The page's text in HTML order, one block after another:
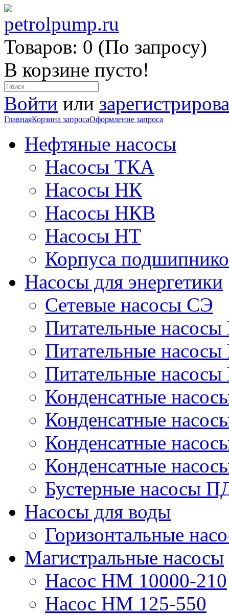
Товаров: 0 (По запросу)
В корзине пусто!
Войти или
ГлавнаяКорзина запросаОформление запроса
Нефтяные насосы
Насосы ТКА
Насосы НК
Насосы НКВ
Насосы НТ
Корпуса
Насосы для энергетики
Сетевые насосы СЭ
Питательные
Питательные
Питательные
Конденсатные
Конденсатные
Конденсатные
Конденсатные
Бустерные насосы
Насосы для воды
Горизонтальные
Магистральные насосы
Насос НМ 10000-210
Насос НМ 125-550